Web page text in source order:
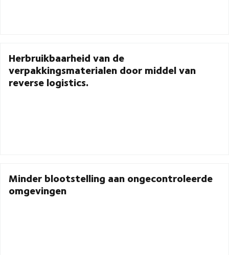
Herbruikbaarheid van de
verpakkingsmaterialen door middel van
reverse logistics.
Minder blootstelling aan ongecontroleerde
omgevingen